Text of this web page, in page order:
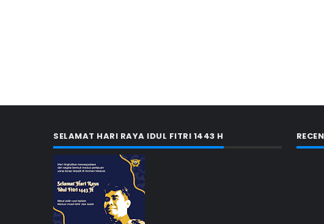
SELAMAT HARI RAYA IDUL FITRI 1443 H